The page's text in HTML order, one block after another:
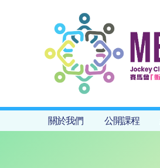
關於我們 公開課程